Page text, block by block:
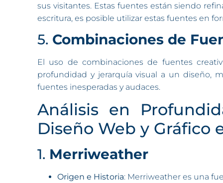
sus visitantes. Estas fuentes están siendo
escritura, es posible utilizar estas fuentes en
5. Combinaciones de
El uso de combinaciones de fuentes
profundidad y jerarquía visual a un diseño,
fuentes inesperadas y audaces.
Análisis en
Diseño Web y Gráfico
1. Merriweather
Origen e Historia: Merriweather es una